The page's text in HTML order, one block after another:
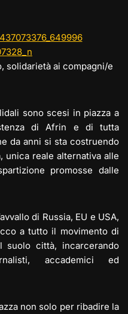
o
l
y
Li
k
vi
solidarietà ai compagni/e
sono scesi in piazza a
di Afrin e di tutta
da anni si sta costruendo
unica reale alternativa alle
promosse dalle
di Russia, EU e USA,
a tutto il movimento di
suolo città, incarcerando
accademici ed
non solo per ribadire la